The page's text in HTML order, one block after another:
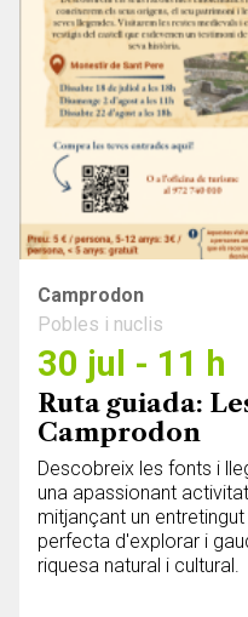
Camprodon
Pobles i nuclis
30 jul - 11 h
Ruta guiada:
Camprodon
Descobreix les fonts i
una apassionant
mitjançant un
perfecta d'explorar i
riquesa natural i cultural.